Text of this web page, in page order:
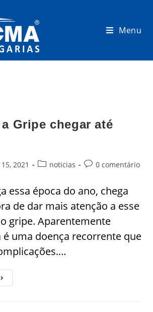
Menu
Gripe chegar até
2021 noticias 0 comentário
essa época do ano, chega
de dar mais atenção a esse
gripe. Aparentemente
é uma doença recorrente que